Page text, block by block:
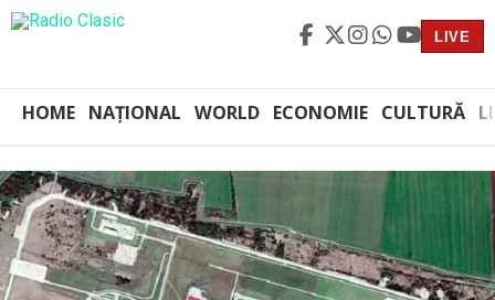
LIVE
HOME NAȚIONAL WORLD ECONOMIE CULTURĂ